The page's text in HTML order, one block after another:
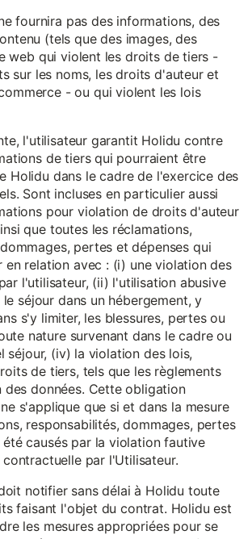
fournira pas des informations, des
(tels que des images, des
web qui violent les droits de tiers -
sur les noms, les droits d'auteur et
- ou qui violent les lois
l'utilisateur garantit Holidu contre
de tiers qui pourraient être
Holidu dans le cadre de l'exercice des
Sont incluses en particulier aussi
pour violation de droits d'auteur
que toutes les réclamations,
pertes et dépenses qui
en relation avec : (i) une violation des
l'utilisateur, (ii) l'utilisation abusive
séjour dans un hébergement, y
s'y limiter, les blessures, pertes ou
nature survenant dans le cadre ou
séjour, (iv) la violation des lois,
de tiers, tels que les règlements
données. Cette obligation
s'applique que si et dans la mesure
responsabilités, dommages, pertes
causés par la violation fautive
par l'Utilisateur.
notifier sans délai à Holidu toute
faisant l'objet du contrat. Holidu est
les mesures appropriées pour se